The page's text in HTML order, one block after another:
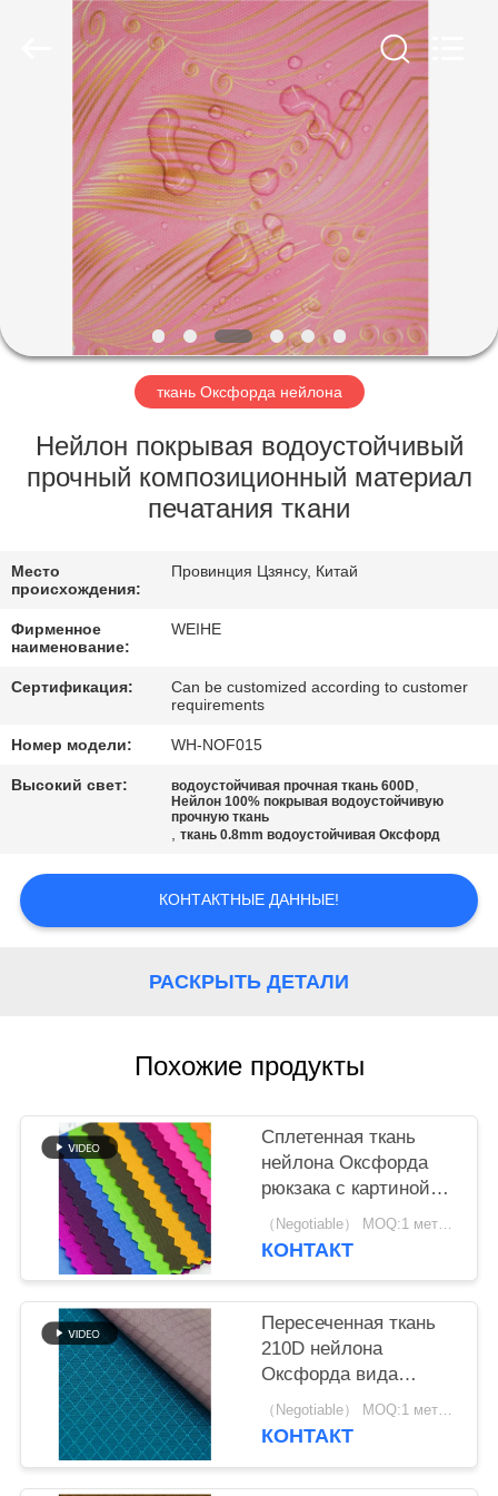
ДОМ
ПРОДУКТЫ
ПУТЕШЕСТВИЕ
ФАБРИКИ
ПРОВЕРКА
КАЧЕСТВА
СВЯЖИТЕСЬ
МЫ
СПРОСИТЕ
КАРТА
PRIVACY
POLICY
ткань Оксфорда нейлона
Нейлон покрывая водоустойчивый
прочный композиционный материал
печатания ткани
Место
происхождения:
Провинция Цзянсу, Китай
Фирменное
наименование:
WEIHE
Сертификация:
Can be customized according to customer
requirements
Номер модели: WH-NOF015
Высокий свет: водоустойчивая прочная ткань 600D,
Нейлон 100% покрывая водоустойчивую
прочную ткань
,ткань 0.8mm водоустойчивая Оксфорд
КОНТАКТНЫЕ ДАННЫЕ!
РАСКРЫТЬ ДЕТАЛИ
Похожие продукты
Сплетенная ткань
нейлона Оксфорда
рюкзака с картиной
квадратной решетки
простой
（Negotiable） MOQ:1 метр для запаса; 1200 метров для изготовления на заказ
КОНТАКТ
Пересеченная ткань
210D нейлона
Оксфорда вида
решетки диаманта
для напечатанной
（Negotiable） MOQ:1 метр для запаса; 1200 метров для изготовления на заказ
КОНТАКТ